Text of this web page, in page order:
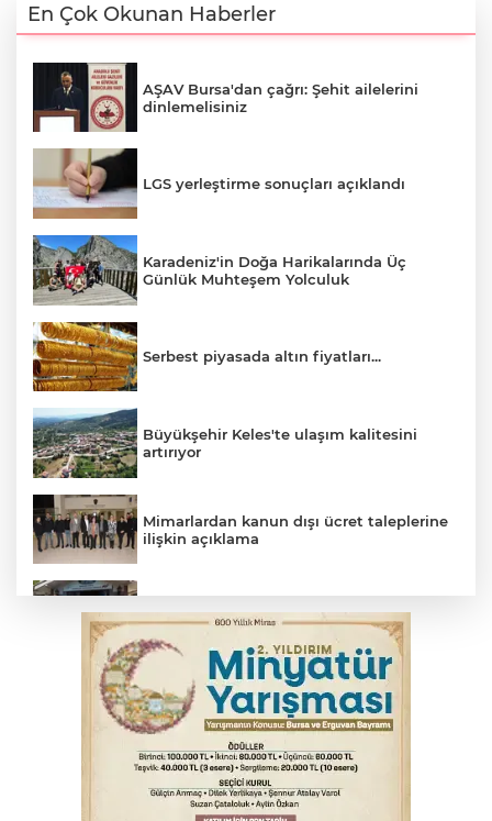
En Çok Okunan Haberler
AŞAV Bursa'dan çağrı: Şehit ailelerini
dinlemelisiniz
LGS yerleştirme sonuçları açıklandı
Karadeniz'in Doğa Harikalarında Üç
Günlük Muhteşem Yolculuk
Serbest piyasada altın fiyatları...
Büyükşehir Keles'te ulaşım kalitesini
artırıyor
Mimarlardan kanun dışı ücret taleplerine
ilişkin açıklama
Başkan Aydın: Tüm imkanları sunuyoruz
Başkan Dalgıç: Denizler halkındır
Bursa’da bugün hava nasıl olacak?